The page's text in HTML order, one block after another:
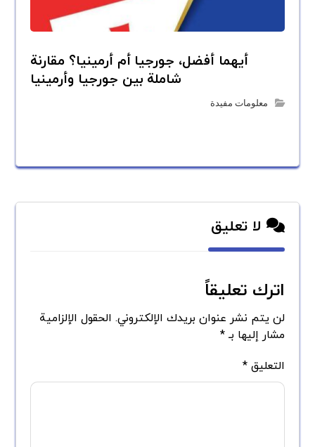
أيهما أفضل، جورجيا أم أرمينيا؟ مقارنة
شاملة بين جورجيا وأرمينيا
معلومات مفيدة
لا تعليق
اترك تعليقاً
لن يتم نشر عنوان بريدك الإلكتروني. الحقول الإلزامية
مشار إليها بـ *
التعليق*